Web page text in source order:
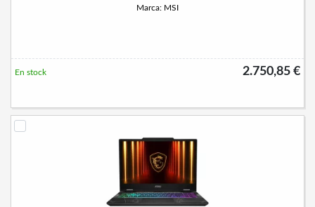
Marca: MSI
2.750,85 €
En stock